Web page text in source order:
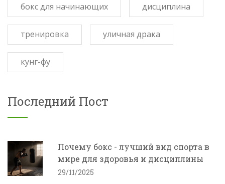
бокс для начинающих дисциплина
тренировка уличная драка
кунг-фу
Последний Пост
Почему бокс - лучший вид спорта в
мире для здоровья и дисциплины
29/11/2025